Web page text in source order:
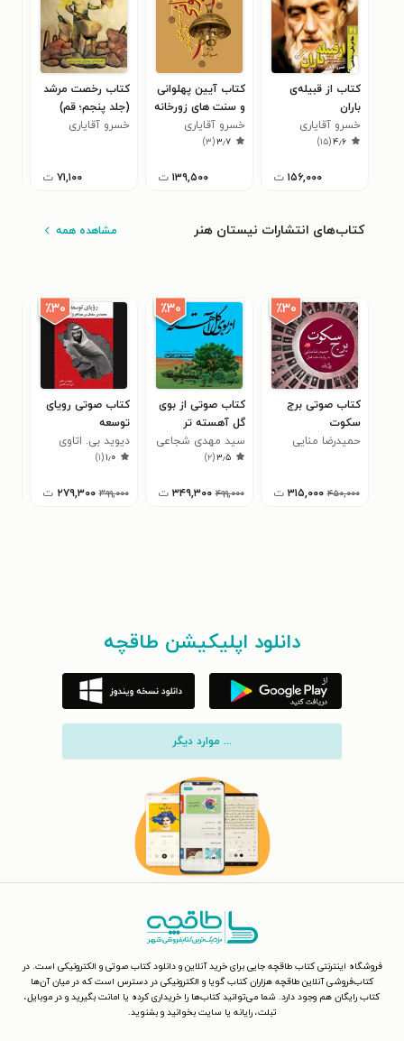
کتاب از قبیله‌ی
باران
خسرو آقایاری
۴٫۶(۱۵)
۱۵۶,۰۰۰ ت
کتاب آیین پهلوانی
و سنت های زورخانه
ای
خسرو آقایاری
۳٫۷(۳)
۱۳۹,۵۰۰ ت
کتاب رخصت مرشد
(جلد پنجم؛ قم)
خسرو آقایاری
۷۱,۱۰۰ ت
کتاب‌های انتشارات نیستان هنر مشاهده همه
٪۳۰
کتاب صوتی برج
سکوت
حمیدرضا منایی
۴۵۰,۰۰۰ ۳۱۵,۰۰۰ ت
٪۳۰
کتاب صوتی از بوی
گل آهسته تر
سید مهدی شجاعی
۳٫۵(۲)
۴۹۹,۰۰۰ ۳۴۹,۳۰۰ ت
٪۳۰
کتاب صوتی رویای
توسعه
دیوید بی. اتاوی
۱٫۰(۱)
۳۹۹,۰۰۰ ۲۷۹,۳۰۰ ت
دانلود اپلیکیشن طاقچه
... موارد دیگر
فروشگاه اینترنتی کتاب طاقچه جایی برای خرید آنلاین و دانلود کتاب صوتی و الکترونیکی است. در
کتاب‌فروشی آنلاین طاقچه هزاران کتاب گویا و الکترونیکی در دسترس است که در میان آن‌ها
کتاب رایگان هم وجود دارد. شما می‌توانید کتاب‌ها را خریداری کرده یا امانت بگیرید و در موبایل،
تبلت، رایانه یا سایت بخوانید و بشنوید.